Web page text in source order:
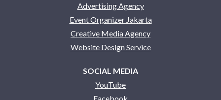
Advertising Agency
Event Organizer Jakarta
Creative Media Agency
Website Design Service
SOCIAL MEDIA
YouTube